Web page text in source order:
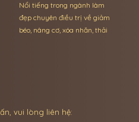
Nổi tiếng trong ngành làm
đẹp chuyên điều trị về giảm
béo, nâng cơ, xóa nhăn, thải
vui lòng liên hệ: